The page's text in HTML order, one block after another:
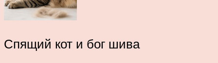
Спящий кот и бог шива